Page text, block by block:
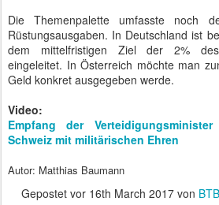
Die Themenpalette umfasste noch
Rüstungsausgaben. In Deutschland ist
dem mittelfristigen Ziel der 2% des
eingeleitet. In Österreich möchte man
Geld konkret ausgegeben werde.
Video:
Empfang der
Schweiz mit militärischen Ehren
Autor: Matthias Baumann
Gepostet vor 16th March 2017 von